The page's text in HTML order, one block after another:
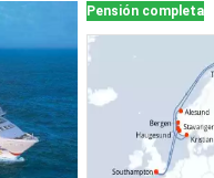
Pensión completa